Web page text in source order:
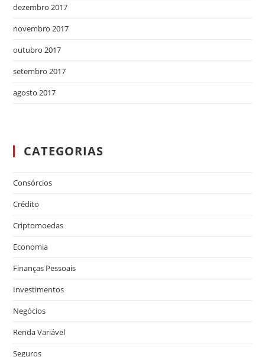
dezembro 2017
novembro 2017
outubro 2017
setembro 2017
agosto 2017
CATEGORIAS
Consórcios
Crédito
Criptomoedas
Economia
Finanças Pessoais
Investimentos
Negócios
Renda Variável
Seguros